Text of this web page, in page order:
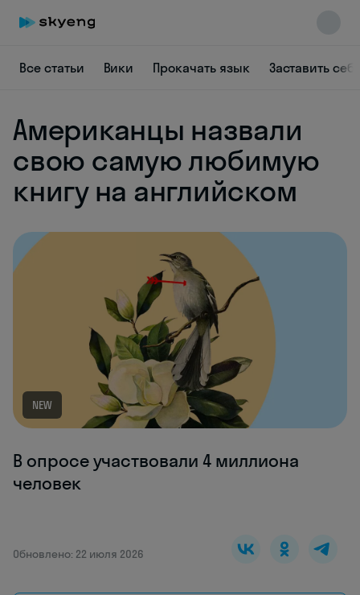
Все статьи Вики Прокачать язык Заставить
Американцы назвали
свою самую любимую
книгу на английском
NEW
В опросе участвовали 4 миллиона
человек
Обновлено: 22 июля 2026
Skyeng Chat
online